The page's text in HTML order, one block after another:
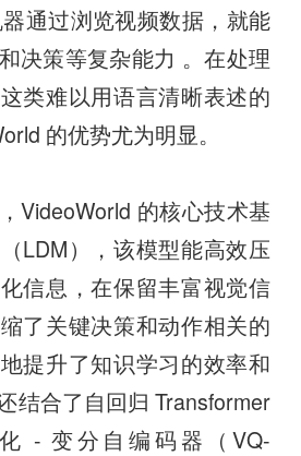
通过浏览视频数据，就能
决策等复杂能力 。在处理
类难以用语言清晰表述的
的优势尤为明显。
VideoWorld 的核心技术基
LDM），该模型能高效压
信息，在保留丰富视觉信
了关键决策和动作相关的
提升了知识学习的效率和
结合了自回归 Transformer
- 变分自编码器（VQ-